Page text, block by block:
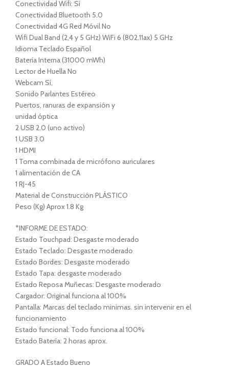
Conectividad Wifi: Sí
Conectividad Bluetooth 5.0
Conectividad 4G Red Móvil No
Wifi Dual Band (2,4 y 5 GHz) WiFi 6 (802.11ax) 5 GHz
Idioma Teclado Español
Batería Interna (31000 mWh)
Lector de Huella No
Webcam Sí,
Sonido Parlantes Estéreo
Puertos, ranuras de expansión y
unidad óptica
2 USB 2.0 (uno activo)
1 USB 3.0
1 HDMI
1 Toma combinada de micrófono auriculares
1 alimentación de CA
1 RJ-45
Material de Construcción PLÁSTICO
Peso (Kg) Aprox 1.8 Kg
*INFORME DE ESTADO:
Estado Touchpad: Desgaste moderado
Estado Teclado: Desgaste moderado
Estado Bordes: Desgaste moderado
Estado Tapa: desgaste moderado
Estado Reposa Muñecas: Desgaste moderado
Cargador: Original funciona al 100%
Pantalla: Marcas del teclado minimas. sin intervenir en el
funcionamiento
Estado funcional: Todo funciona al 100%
Estado Batería: 2 horas aprox.
GRADO A Estado Bueno